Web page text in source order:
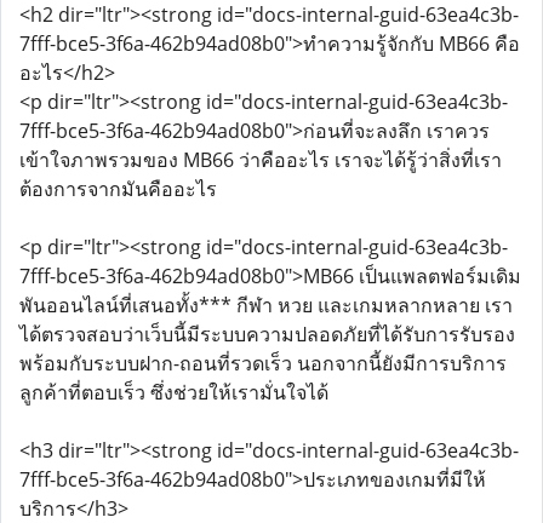
<h2 dir="ltr"><strong id="docs-internal-guid-63ea4c3b-
7fff-bce5-3f6a-462b94ad08b0">ทำความรู้จักกับ MB66 คือ
อะไร</h2>
<p dir="ltr"><strong id="docs-internal-guid-63ea4c3b-
7fff-bce5-3f6a-462b94ad08b0">ก่อนที่จะลงลึก เราควร
เข้าใจภาพรวมของ MB66 ว่าคืออะไร เราจะได้รู้ว่าสิ่งที่เรา
ต้องการจากมันคืออะไร
<p dir="ltr"><strong id="docs-internal-guid-63ea4c3b-
7fff-bce5-3f6a-462b94ad08b0">MB66 เป็นแพลตฟอร์มเดิม
พันออนไลน์ที่เสนอทั้ง*** กีฬา หวย และเกมหลากหลาย เรา
ได้ตรวจสอบว่าเว็บนี้มีระบบความปลอดภัยที่ได้รับการรับรอง
พร้อมกับระบบฝาก-ถอนที่รวดเร็ว นอกจากนี้ยังมีการบริการ
ลูกค้าที่ตอบเร็ว ซึ่งช่วยให้เรามั่นใจได้
<h3 dir="ltr"><strong id="docs-internal-guid-63ea4c3b-
7fff-bce5-3f6a-462b94ad08b0">ประเภทของเกมที่มีให้
บริการ</h3>